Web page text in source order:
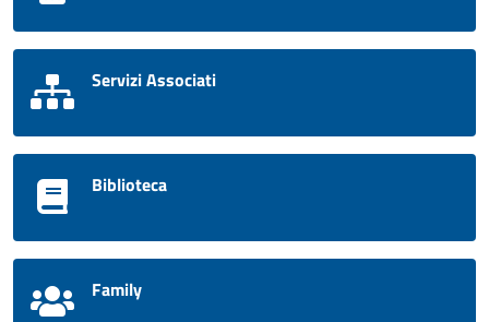
Servizi Associati
Biblioteca
Family